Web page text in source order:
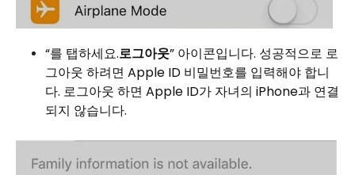
“를 탭하세요.로그아웃” 아이콘입니다. 성공적으로 로
그아웃 하려면 Apple ID 비밀번호를 입력해야 합니
다. 로그아웃 하면 Apple ID가 자녀의 iPhone과 연결
되지 않습니다.